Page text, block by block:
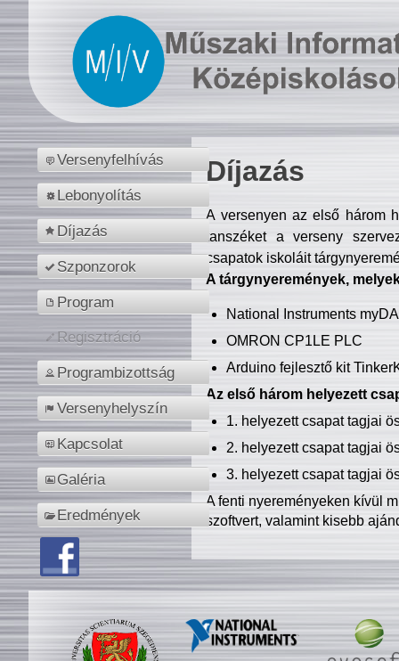
Versenyfelhívás
Lebonyolítás
Díjazás
Szponzorok
Program
Regisztráció
Programbizottság
Versenyhelyszín
Kapcsolat
Galéria
Eredmények
Díjazás
A versenyen az első három
tanszéket a verseny
csapatok iskoláit
A tárgynyeremények,
National Instruments
OMRON CP1LE PLC
Arduino fejlesztő kit
Az első három helyezett
1. helyezett csapat tagjai
2. helyezett csapat tagjai
3. helyezett csapat tagjai
A fenti nyereményeken kívül
szoftvert, valamint kisebb